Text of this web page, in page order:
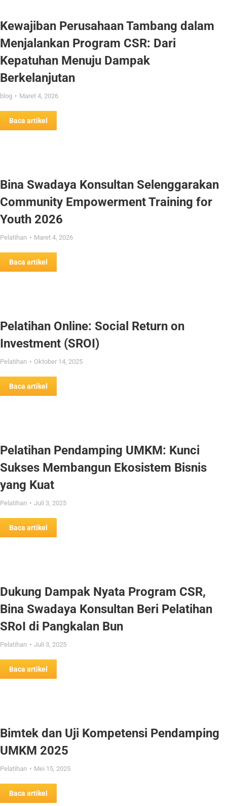
Kewajiban Perusahaan Tambang dalam
Menjalankan Program CSR: Dari
Kepatuhan Menuju Dampak
Berkelanjutan
blog Maret 4, 2026
Baca artikel
Bina Swadaya Konsultan Selenggarakan
Community Empowerment Training for
Youth 2026
Pelatihan Maret 4, 2026
Baca artikel
Pelatihan Online: Social Return on
Investment (SROI)
Pelatihan Oktober 14, 2025
Baca artikel
Pelatihan Pendamping UMKM: Kunci
Sukses Membangun Ekosistem Bisnis
yang Kuat
Pelatihan Juli 3, 2025
Baca artikel
Dukung Dampak Nyata Program CSR,
Bina Swadaya Konsultan Beri Pelatihan
SRoI di Pangkalan Bun
Pelatihan Juli 3, 2025
Baca artikel
Bimtek dan Uji Kompetensi Pendamping
UMKM 2025
Pelatihan Mei 15, 2025
Baca artikel